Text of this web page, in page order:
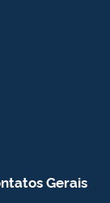
Gerais